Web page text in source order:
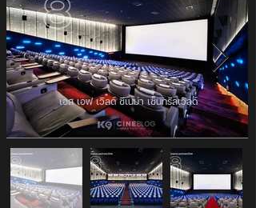
เอส เอฟ เวิลด์ ซีเนม่า เซ็นทรัลเวิลด์